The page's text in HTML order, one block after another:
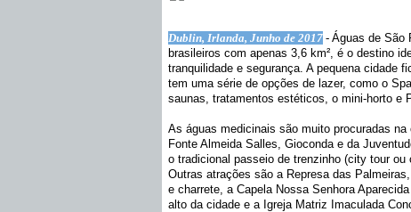
Dublin, Irlanda, Junho de 2017 - Águas de São
brasileiros com apenas 3,6 km², é o destino
tranquilidade e segurança. A pequena cidade
tem uma série de opções de lazer, como o
saunas, tratamentos estéticos, o mini-horto e
As águas medicinais são muito procuradas
Fonte Almeida Salles, Gioconda e da
o tradicional passeio de trenzinho (city tour
Outras atrações são a Represa das
e charrete, a Capela Nossa Senhora
alto da cidade e a Igreja Matriz Imaculada